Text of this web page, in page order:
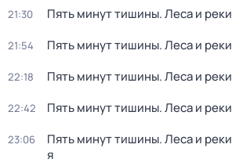
21:30 Пять минут тишины. Леса и реки
21:54 Пять минут тишины. Леса и реки
22:18 Пять минут тишины. Леса и реки
22:42 Пять минут тишины. Леса и реки
23:06 Пять минут тишины. Леса и реки
я